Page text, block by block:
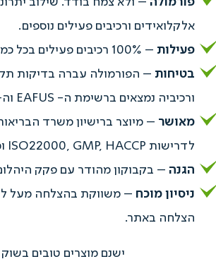
אלקלואידים ורכיבים פעילים נוספים.
פעילות – 100% רכיבים פעילים בכל כמוסה – ללא חומרי מילוי חסרי פעילות פארמאקולוגית.
בטיחות – הפורמולה עברה בדיקות
ורכיביה נמצאים ברשימת ה- EAFUS וה- Gras של ה- FDA.
מאושר – מיוצר ברישיון משרד
לדרישות ISO22000, GMP, HACCP וכשרות בד"צ חתם סופר.
הגנה – בקבוקון מהודר עם פקק
ניסיון מוכח – משווקת בהצלחה מעל
הצלחה באתר.
ישנם מוצרים טובים